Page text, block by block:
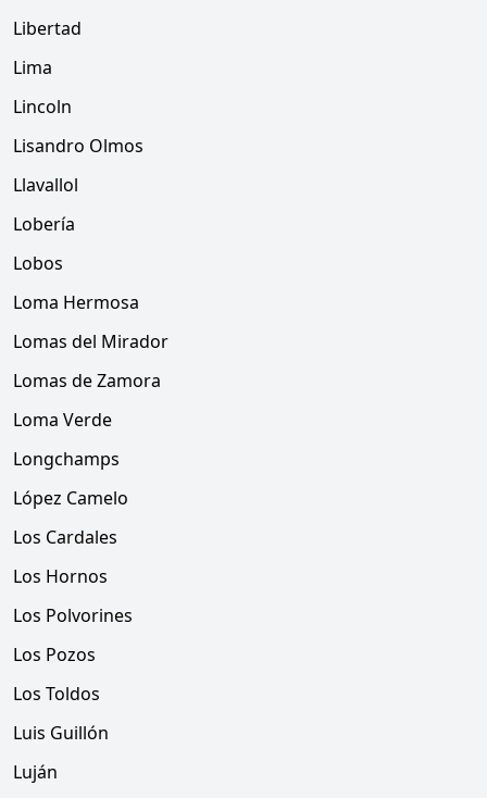
Libertad
Lima
Lincoln
Lisandro Olmos
Llavallol
Lobería
Lobos
Loma Hermosa
Lomas del Mirador
Lomas de Zamora
Loma Verde
Longchamps
López Camelo
Los Cardales
Los Hornos
Los Polvorines
Los Pozos
Los Toldos
Luis Guillón
Luján